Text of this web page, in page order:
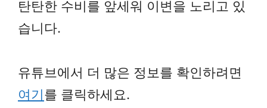
탄탄한 수비를 앞세워 이변을 노리고 있
습니다.
유튜브에서 더 많은 정보를 확인하려면
여기를 클릭하세요.